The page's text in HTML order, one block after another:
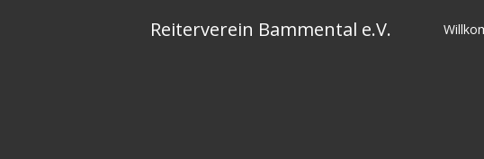
Reiterverein Bammental e.V.